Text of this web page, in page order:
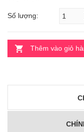
Số lượng:
Thêm vào giỏ